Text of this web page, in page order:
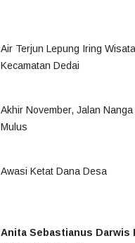
Air Terjun Lepung Iring
Kecamatan Dedai
Akhir November, Jalan
Mulus
Awasi Ketat Dana Desa
Anita Sebastianus Darwis